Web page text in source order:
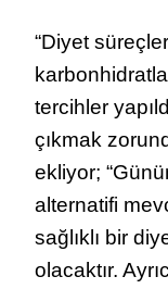
“Diyet
tercihler
çıkmak
ekliyor;
alternatifi
sağlıklı bir
olacaktır.